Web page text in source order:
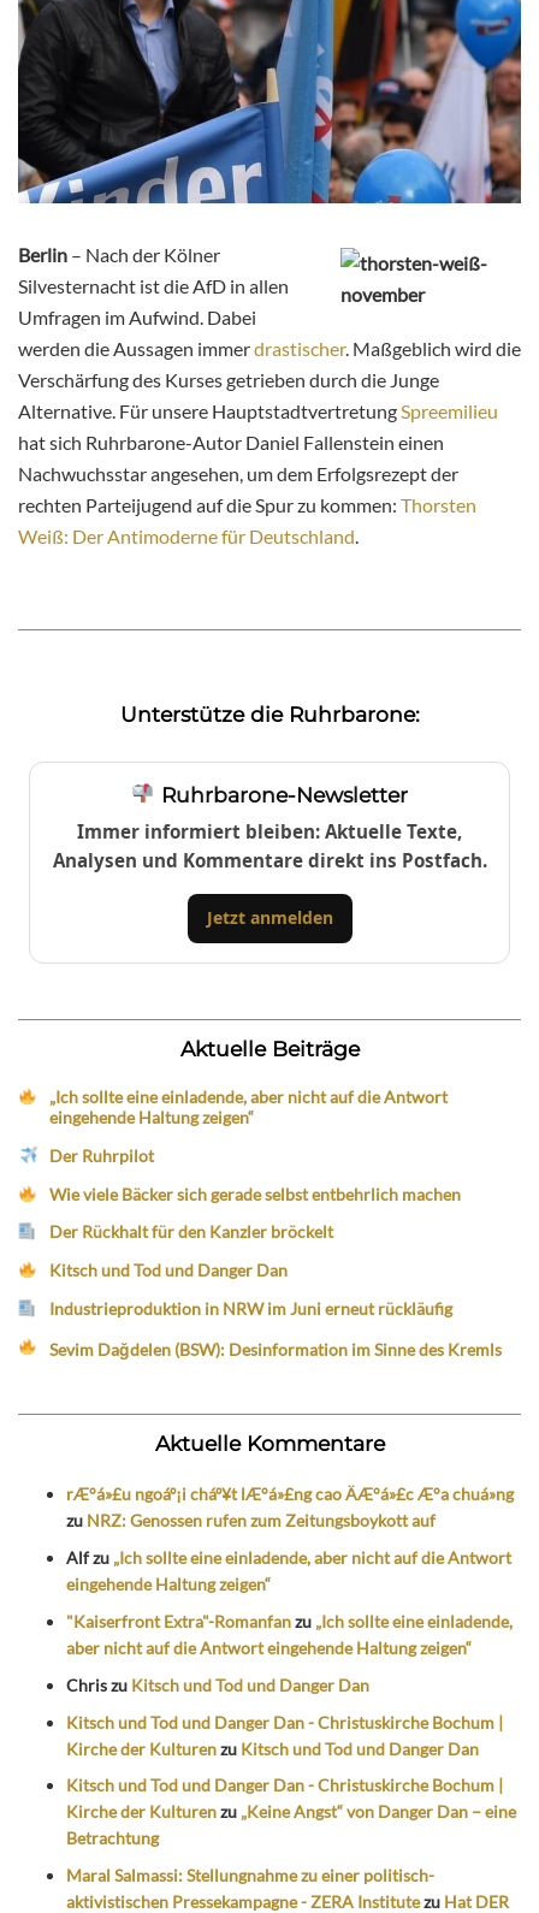
Berlin – Nach der Kölner
Silvesternacht ist die AfD in allen
Umfragen im Aufwind. Dabei
werden die Aussagen immerdrastischer. Maßgeblich wird die
Verschärfung des Kurses getrieben durch die Junge
Alternative. Für unsere Hauptstadtvertretung Spreemilieu
hat sich Ruhrbarone-Autor Daniel Fallenstein einen
Nachwuchsstar angesehen, um dem Erfolgsrezept der
rechten Parteijugend auf die Spur zu kommen: Thorsten
Weiß: Der Antimoderne für Deutschland
Unterstütze die Ruhrbarone:
Ruhrbarone-Newsletter
Immer informiert bleiben: Aktuelle Texte,
Analysen und Kommentare direkt ins Postfach.
Jetzt anmelden
Aktuelle Beiträge
„Ich sollte eine einladende, aber nicht auf die Antwort
eingehende Haltung zeigen“
Der Ruhrpilot
Wie viele Bäcker sich gerade selbst entbehrlich machen
Der Rückhalt für den Kanzler bröckelt
Kitsch und Tod und Danger Dan
Industrieproduktion in NRW im Juni erneut rückläufig
Sevim Dağdelen (BSW): Desinformation im Sinne des Kremls
Aktuelle Kommentare
rÆ°á»£u ngoáº¡i cháº¥t lÆ°á»£ng cao ÄÆ°á»£c Æ°a chuá»ng
zu NRZ: Genossen rufen zum Zeitungsboykott auf
Alfzu „Ich sollte eine einladende, aber nicht auf die Antwort
eingehende Haltung zeigen“
"Kaiserfront Extra"-Romanfanzu „Ich sollte eine einladende,
aber nicht auf die Antwort eingehende Haltung zeigen“
Chriszu Kitsch und Tod und Danger Dan
Kitsch und Tod und Danger Dan - Christuskirche Bochum |
Kirche der Kulturenzu Kitsch und Tod und Danger Dan
Kitsch und Tod und Danger Dan - Christuskirche Bochum |
Kirche der Kulturenzu „Keine Angst“ von Danger Dan – eine
Betrachtung
Maral Salmassi: Stellungnahme zu einer politisch-
aktivistischen Pressekampagne - ZERA Institutezu Hat DER